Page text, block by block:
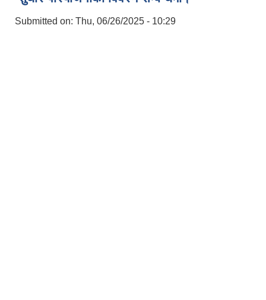
Submitted on: Thu, 06/26/2025 - 10:29